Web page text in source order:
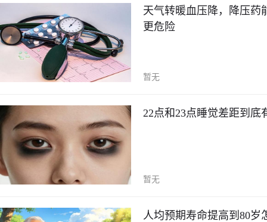
天气转暖血压降，降压药
更危险
暂无
22点和23点睡觉差距到
暂无
人均预期寿命提高到80岁